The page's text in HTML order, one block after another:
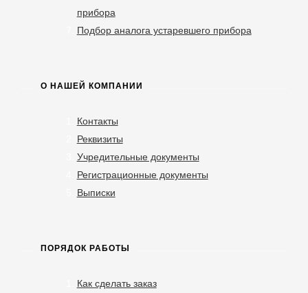
прибора
Подбор аналога устаревшего прибора
О НАШЕЙ КОМПАНИИ
Контакты
Реквизиты
Учредительные документы
Регистрационные документы
Выписки
ПОРЯДОК РАБОТЫ
Как сделать заказ